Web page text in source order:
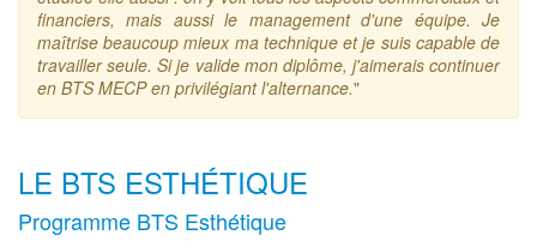
financiers, mais aussi le management d'une équipe. Je
maîtrise beaucoup mieux ma technique et je suis capable de
travailler seule. Si je valide mon diplôme, j'aimerais continuer
en BTS MECP en privilégiant l'alternance."
LE BTS ESTHÉTIQUE
Programme BTS Esthétique